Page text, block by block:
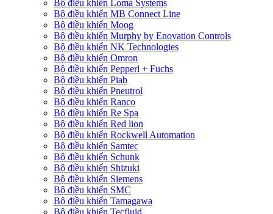
Bộ điều khiển Loma Systems
Bộ điều khiển MB Connect Line
Bộ điều khiển Moog
Bộ điều khiển Murphy by Enovation Controls
Bộ điều khiển NK Technologies
Bộ điều khiển Omron
Bộ điều khiển Pepperl + Fuchs
Bộ điều khiển Piab
Bộ điều khiển Pneutrol
Bộ điều khiển Ranco
Bộ điều khiển Re Spa
Bộ điều khiển Red lion
Bộ điều khiển Rockwell Automation
Bộ điều khiển Samtec
Bộ điều khiển Schunk
Bộ điều khiển Shizuki
Bộ điều khiển Siemens
Bộ điều khiển SMC
Bộ điều khiển Tamagawa
Bộ điều khiển Tecfluid